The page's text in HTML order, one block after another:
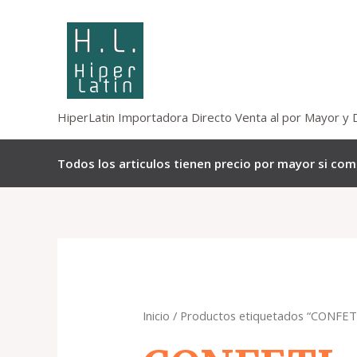
HiperLatin Importadora Directo Venta al por Mayor y
Todos los articulos tienen precio por mayor si
Inicio / Productos etiquetados